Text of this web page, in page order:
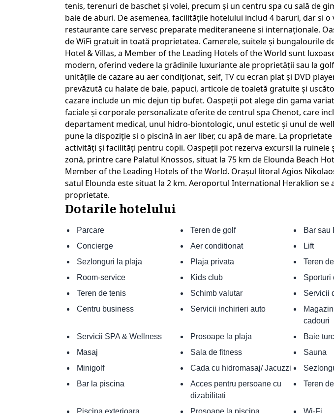
tenis, terenuri de baschet și volei, precum și un centru spa cu sală de
baie de aburi. De asemenea, facilitățile hotelului includ 4 baruri, dar si o
restaurante care servesc preparate mediteraneene si internaționale.
de WiFi gratuit in toată proprietatea. Camerele, suitele și bungalourile
Hotel & Villas, a Member of the Leading Hotels of the World sunt
modern, oferind vedere la grădinile luxuriante ale proprietății sau la
unitățile de cazare au aer condiționat, seif, TV cu ecran plat și DVD
prevăzută cu halate de baie, papuci, articole de toaletă gratuite și
cazare include un mic dejun tip bufet. Oaspeții pot alege din gama
faciale și corporale personalizate oferite de centrul spa Chenot, care
departament medical, unul hidro-biontologic, unul estetic și unul de
pune la dispoziție si o piscină in aer liber, cu apă de mare. La
activități și facilități pentru copii. Oaspeții pot rezerva excursii la ruinele
zonă, printre care Palatul Knossos, situat la 75 km de Elounda Beach
Member of the Leading Hotels of the World. Orașul litoral Agios
satul Elounda este situat la 2 km. Aeroportul International Heraklion se
proprietate.
Dotarile hotelului
Parcare Teren de golf
Bar sau
Concierge
Aer conditionat
Lift
Sezlonguri la plaja
Plaja privata
Teren
Room-service
Kids club
Sporturi
Teren de tenis
Schimb valutar
Servicii
Centru business
Servicii inchirieri auto
cadouri
Servicii SPA & Wellness
Prosoape la plaja
Baie
Masaj
Sala de fitness
Sauna
Minigolf
Cada cu hidromasaj/ Jacuzzi
Bar la piscina
Acces pentru persoane cu
dizabilitati
Teren
Piscina exterioara Prosoape la piscina
Wi-Fi